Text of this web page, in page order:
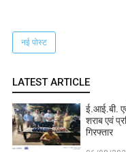
नई पोस्ट
LATEST ARTICLE
ई.आई.बी.
शराब एवं
गिरफ्तार